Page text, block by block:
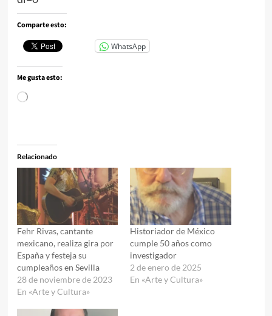
Comparte esto:
WhatsApp
Me gusta esto:
Cargando...
Relacionado
Fehr Rivas, cantante
mexicano, realiza gira por
España y festeja su
cumpleaños en Sevilla
28 de noviembre de 2023
En «Arte y Cultura»
Historiador de México
cumple 50 años como
investigador
2 de enero de 2025
En «Arte y Cultura»